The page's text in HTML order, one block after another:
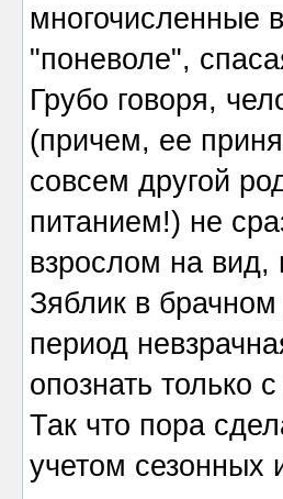
многочисленные
"поневоле",
Грубо говоря,
(причем, ее
совсем другой
питанием!) не
взрослом на вид,
Зяблик в
период
опознать только
Так что пора
учетом сезонных